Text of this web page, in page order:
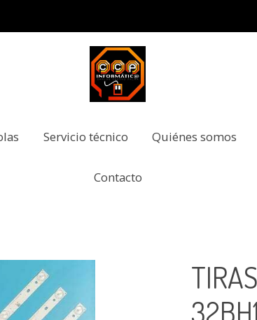
Servicio técnico Quiénes somos
Contacto